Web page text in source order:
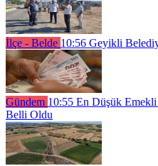
İlçe - Belde 10:56 Geyikli
Gündem 10:55 En Düşük Emekli
Belli Oldu